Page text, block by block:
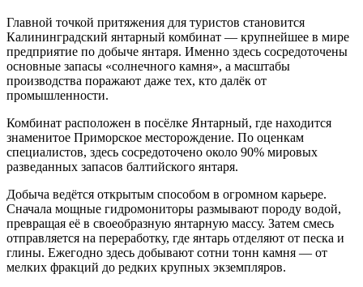
Главной точкой притяжения для туристов становится
Калининградский янтарный комбинат — крупнейшее в мире
предприятие по добыче янтаря. Именно здесь сосредоточены
основные запасы «солнечного камня», а масштабы
производства поражают даже тех, кто далёк от
промышленности.
Комбинат расположен в посёлке Янтарный, где находится
знаменитое Приморское месторождение. По оценкам
специалистов, здесь сосредоточено около 90% мировых
разведанных запасов балтийского янтаря.
Добыча ведётся открытым способом в огромном карьере.
Сначала мощные гидромониторы размывают породу водой,
превращая её в своеобразную янтарную массу. Затем смесь
отправляется на переработку, где янтарь отделяют от песка и
глины. Ежегодно здесь добывают сотни тонн камня — от
мелких фракций до редких крупных экземпляров.